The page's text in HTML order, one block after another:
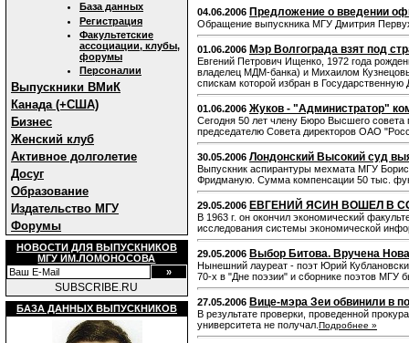
База данных
Регистрация
Факультетские
ассоциации, клубы,
форумы
Персоналии
Выпускники ВМиК
Канада (+США)
Бизнес
Женский клуб
Активное долголетие
Досуг
Образование
Издательство МГУ
Форумы
НОВОСТИ ДЛЯ ВЫПУСКНИКОВ
МГУ ИМ.ЛОМОНОСОВА
SUBSCRIBE.RU
БАЗА ДАННЫХ ВЫПУСКНИКОВ
04.06.2006 Предложение о введении
Обращение выпускника МГУ Дмитрия
01.06.2006 Мэр Волгограда взят под
Евгений Петрович Ищенко, 1972 года
владелец МДМ-банка) и Михаилом
спискам которой избран в
01.06.2006 Жуков - "Администратор"
Сегодня 50 лет члену Бюро Высшего
председателю Совета директоров ОАО
30.05.2006 Лондонский Высокий суд
Выпускник аспирантуры мехмата МГУ
Фридманую. Сумма компенсации 50 тыс.
29.05.2006 ЕВГЕНИЙ ЯСИН ВОШЕЛ В
В 1963 г. он окончил экономический
исследования системы экономической
29.05.2006 Выбор Битова. Вручена
Нынешний лауреат - поэт Юрий
70-х в "Дне поэзии" и сборнике поэтов МГУ
27.05.2006 Вице-мэра Зеи обвинили в
В результате проверки, проведенной
университета не получал. Подробнее »